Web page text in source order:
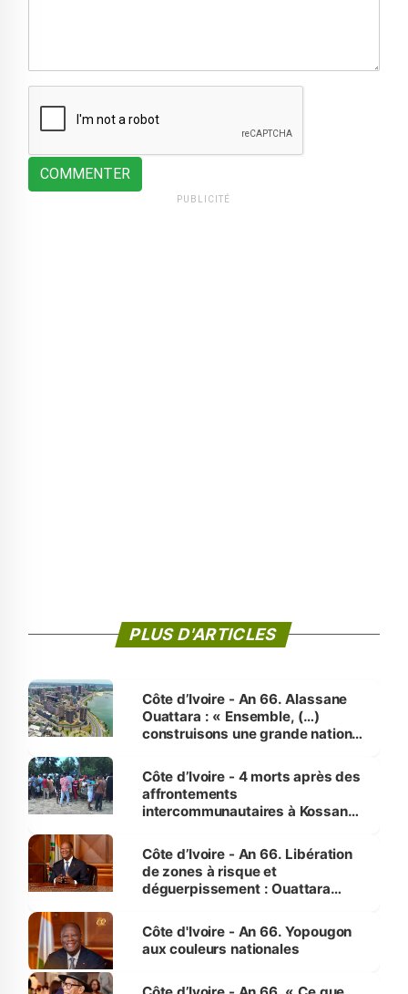
COMMENTER
PUBLICITÉ
PLUS D'ARTICLES
Côte d’Ivoire - An 66. Alassane
Ouattara : « Ensemble, (…)
construisons une grande nation
générations futures »
Côte d’Ivoire - 4 morts après des
affrontements
intercommunautaires à Kossandji
milieu des sinistrés
Côte d’Ivoire - An 66. Libération
de zones à risque et
déguerpissement : Ouattara
l'Etat de droit pour préserver les
vies humaines »
Côte d'Ivoire - An 66. Yopougon
aux couleurs nationales